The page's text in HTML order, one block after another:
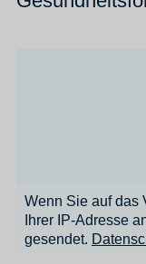
Wenn Sie auf das
Ihrer IP-Adresse
gesendet.